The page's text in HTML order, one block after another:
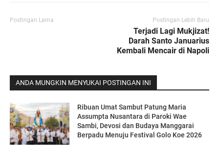
Postingan Lama Postingan Lebih Baru
Terjadi Lagi Mukjizat!
Darah Santo Januarius
Kembali Mencair di Napoli
ANDA MUNGKIN MENYUKAI POSTINGAN INI
Ribuan Umat Sambut Patung Maria
Assumpta Nusantara di Paroki Wae
Sambi, Devosi dan Budaya Manggarai
Berpadu Menuju Festival Golo Koe 2026